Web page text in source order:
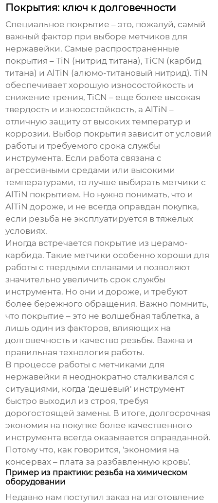
Покрытия: ключ к долговечности
Специальное покрытие – это, пожалуй, самый
важный фактор при выборе метчиков для
нержавейки. Самые распространенные
покрытия – TiN (нитрид титана), TiCN (карбид
титана) и AlTiN (алюмо-титановый нитрид). TiN
обеспечивает хорошую износостойкость и
снижение трения, TiCN – еще более высокая
твердость и износостойкость, а AlTiN –
отличную защиту от высоких температур и
коррозии. Выбор покрытия зависит от условий
работы и требуемого срока службы
инструмента. Если работа связана с
агрессивными средами или высокими
температурами, то лучше выбирать метчики с
AlTiN покрытием. Но нужно понимать, что и
AlTiN дороже, и не всегда оправдан покупка,
если резьба не эксплуатируется в тяжелых
условиях.
Иногда встречается покрытие из церамо-
карбида. Такие метчики особенно хороши для
работы с твердыми сплавами и позволяют
значительно увеличить срок службы
инструмента. Но они и дороже, и требуют
более бережного обращения. Важно помнить,
что покрытие – это не волшебная таблетка, а
лишь один из факторов, влияющих на
долговечность и качество резьбы. Важна и
правильная технология работы.
В процессе работы с метчиками для
нержавейки я неоднократно сталкивался с
ситуациями, когда 'дешёвый' инструмент
быстро выходил из строя, требуя
дорогостоящей замены. В итоге, долгосрочная
экономия на покупке более качественного
инструмента всегда оказывается оправданной.
Потому что, как говорится, 'экономия на
консервах – плата за разбавленную кровь'.
Пример из практики: резьба на химическом
оборудовании
Недавно нам поступил заказ на изготовление